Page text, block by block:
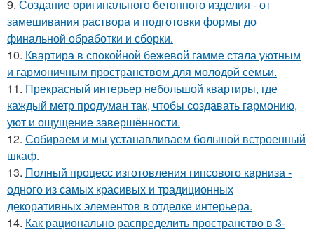
9. Создание оригинального бетонного изделия - от
замешивания раствора и подготовки формы до
финальной обработки и сборки.
10. Квартира в спокойной бежевой гамме стала уютным
и гармоничным пространством для молодой семьи.
11. Прекрасный интерьер небольшой квартиры, где
каждый метр продуман так, чтобы создавать гармонию,
уют и ощущение завершённости.
12. Собираем и мы устанавливаем большой встроенный
шкаф.
13. Полный процесс изготовления гипсового карниза -
одного из самых красивых и традиционных
декоративных элементов в отделке интерьера.
14. Как рационально распределить пространство в 3-